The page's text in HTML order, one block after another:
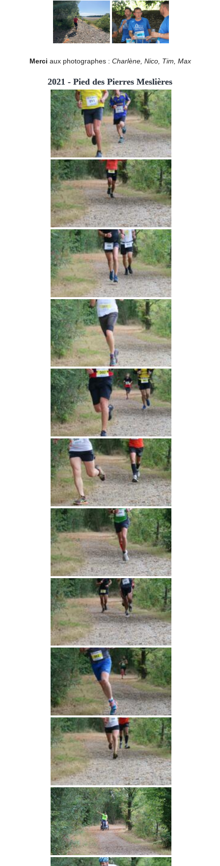
Merci aux photographes : Charlène, Nico, Tim, Max
2021 - Pied des Pierres Meslières